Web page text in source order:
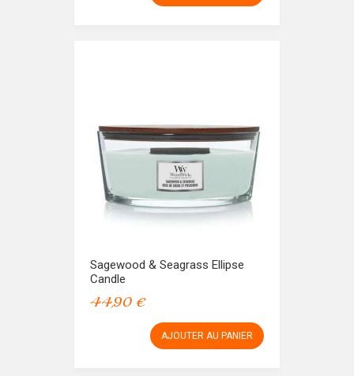
Sagewood & Seagrass Ellipse
Candle
44,90 €
AJOUTER AU PANIER